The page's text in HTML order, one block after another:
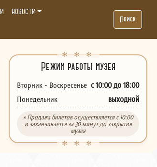
НОВОСТИ
Поиск
Режим работы музея
Вторник - Воскресенье с 10:00 до 18:00
Понедельник выходной
* Продажа билетов осуществляется с 10:00
и заканчивается за 30 минут до закрытия
музея